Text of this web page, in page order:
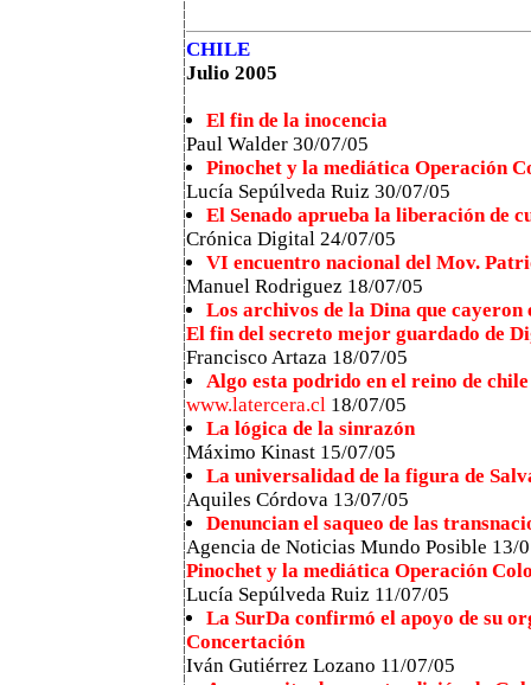
CHILE
Julio 2005
El fin de la inocencia
Paul Walder 30/07/05
Pinochet y la mediática Operación
Lucía Sepúlveda Ruiz 30/07/05
El Senado aprueba la liberación de
Crónica Digital 24/07/05
VI encuentro nacional del Mov.
Manuel Rodriguez 18/07/05
Los archivos de la Dina que
El fin del secreto mejor guardado de
Francisco Artaza 18/07/05
Algo esta podrido en el reino de chile
www.latercera.cl 18/07/05
La lógica de la sinrazón
Máximo Kinast 15/07/05
La universalidad de la figura de
Aquiles Córdova 13/07/05
Denuncian el saqueo de las
Agencia de Noticias Mundo Posible 13/
Pinochet y la mediática Operación
Lucía Sepúlveda Ruiz 11/07/05
La SurDa confirmó el apoyo de su
Concertación
Iván Gutiérrez Lozano 11/07/05